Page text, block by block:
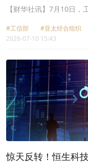
会议及数字周相关
【财华社讯】7月10日，
会”。工信部副部长熊继
同努力和精心筹备，会议
列活动，设立数智赋能专
示”三位一体，搭建亚太
合作的载体。吸引了
度、自变量机器人等30
#工信部 #亚太经合组织
2026-07-10 15:43
惊天反转！恒生科